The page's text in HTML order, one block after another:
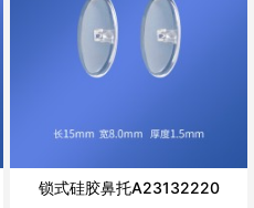
锁式硅胶鼻托A23132220